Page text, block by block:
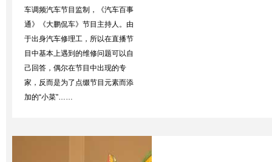
车调频汽车节目监制，《汽车百事
通》《大鹏侃车》节目主持人。由
于出身汽车修理工，所以在直播节
目中基本上遇到的维修问题可以自
己回答，偶尔在节目中出现的专
家，反而是为了点缀节目元素而添
加的“小菜”……